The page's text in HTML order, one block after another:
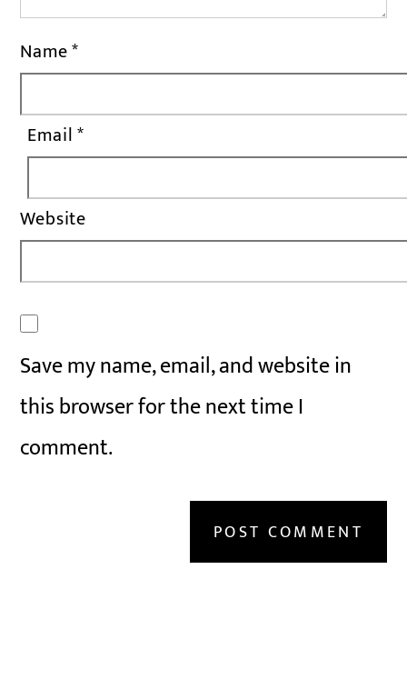
Name*
Email*
Website
Save my name, email, and website in
this browser for the next time I
comment.